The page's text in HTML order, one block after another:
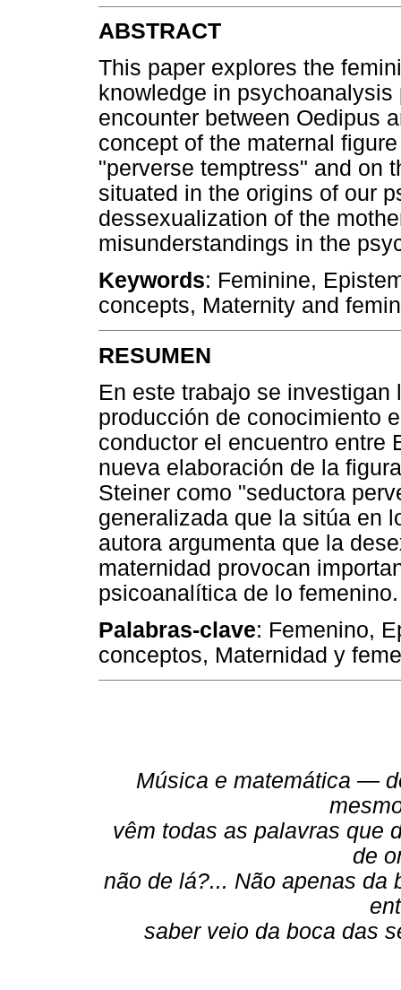
ABSTRACT
This paper explores the
knowledge in
encounter between Oedipus
concept of the maternal
"perverse temptress" and on
situated in the origins of our
dessexualization of the
misunderstandings in the
Keywords: Feminine,
concepts, Maternity and
RESUMEN
En este trabajo se
producción de conocimiento
conductor el encuentro entre
nueva elaboración de la
Steiner como "seductora
generalizada que la sitúa en
autora argumenta que la
maternidad provocan
psicoanalítica de lo femenino.
Palabras-clave: Femenino,
conceptos, Maternidad y
Música e matemática —
vêm todas as palavras que
de
não de lá?... Não apenas da
saber veio da boca das